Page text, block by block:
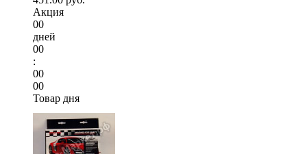
Акция
00
дней
00
:
00
00
Товар дня